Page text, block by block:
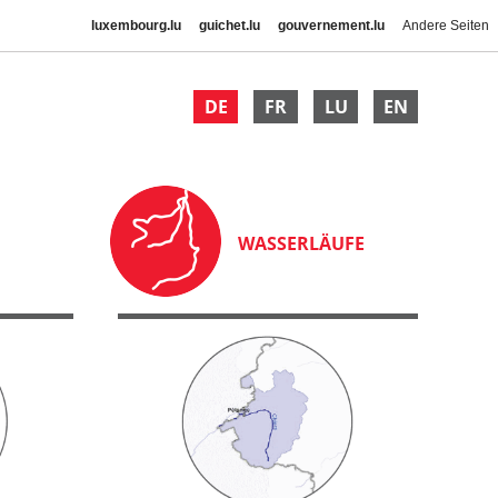
luxembourg.lu guichet.lu gouvernement.lu Andere Seiten
DE FR LU EN
WASSERLÄUFE